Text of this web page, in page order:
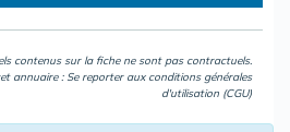
contenus sur la fiche ne sont pas contractuels.
annuaire : Se reporter aux conditions générales
d'utilisation (CGU)